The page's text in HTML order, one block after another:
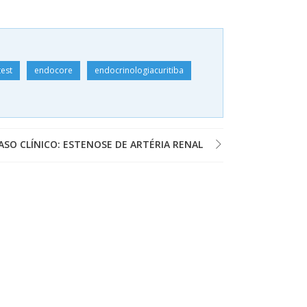
endocore
endocrinologiacuritiba
CLÍNICO: ESTENOSE DE ARTÉRIA RENAL